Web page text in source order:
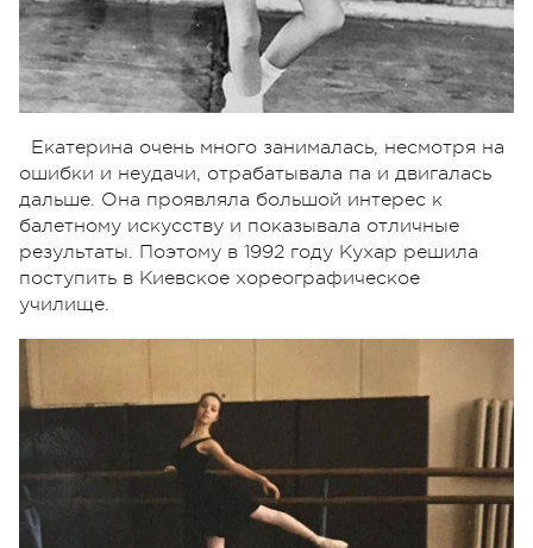
Екатерина очень много занималась, несмотря на
ошибки и неудачи, отрабатывала па и двигалась
дальше. Она проявляла большой интерес к
балетному искусству и показывала отличные
результаты. Поэтому в 1992 году Кухар решила
поступить в Киевское хореографическое
училище.